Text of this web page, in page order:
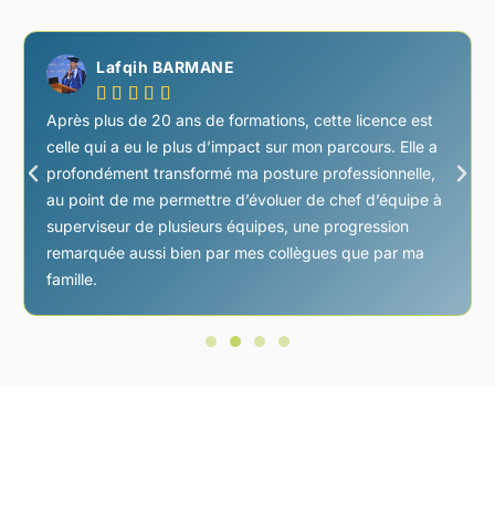
Lafqih BARMANE
    
Après plus de 20 ans de formations, cette licence est
celle qui a eu le plus d’impact sur mon parcours. Elle a
profondément transformé ma posture professionnelle,
au point de me permettre d’évoluer de chef d’équipe à
superviseur de plusieurs équipes, une progression
remarquée aussi bien par mes collègues que par ma
famille.